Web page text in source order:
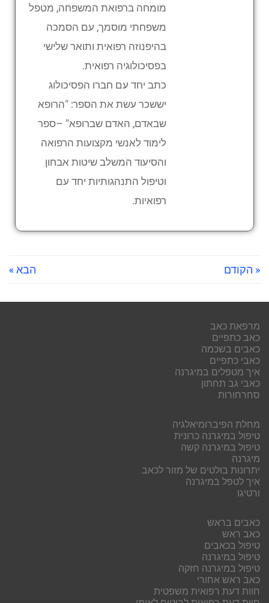
מומחה ברפואת המשפחה, מטפל
משפחתי מוסמך, עם הסמכה
בהיפנוזה רפואית ותואר שלישי
בפסיכולוגיה רפואית.
כתב יחד עם חברו הפסיכולוג
יששכר עשת את הספר: "הרופא
שבאדם, האדם שברופא" –ספר
לימוד לאנשי מקצועות הרפואה
והסיעוד המשלב שיטות אבחון
וטיפול התנהגותיות יחד עם
רפואיות.
« הקודם הבא »
מרפאת כאב
כאב כתפיים
כאבים בשכמה
כאבי כתפיים
איך מטפלים במיגרנה
כאבי גב תחתון
סחרחורות
מחלת הפיברומיאלגיה
טיפול במיגרנה כרונית
טיפול במיגרנה קשה
מיגרנה
יתרונות בולטים של מזור לכאב
איך לטפל במיגרנה
ורטיגו
כאבים בראש
כאב ראש
טיפול בכאבים
טיפול במיגרנה
טיפול במיגרנה חזקה
כאב ראש אחורי
חוות דעת רפואית משפטית